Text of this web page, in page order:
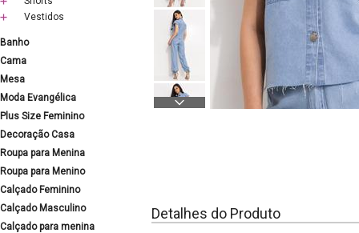
Vestidos
Banho
Cama
Mesa
Moda Evangélica
Plus Size Feminino
Decoração Casa
Roupa para Menina
Roupa para Menino
Calçado Feminino
Calçado Masculino
Calçado para menina
Detalhes do Produto